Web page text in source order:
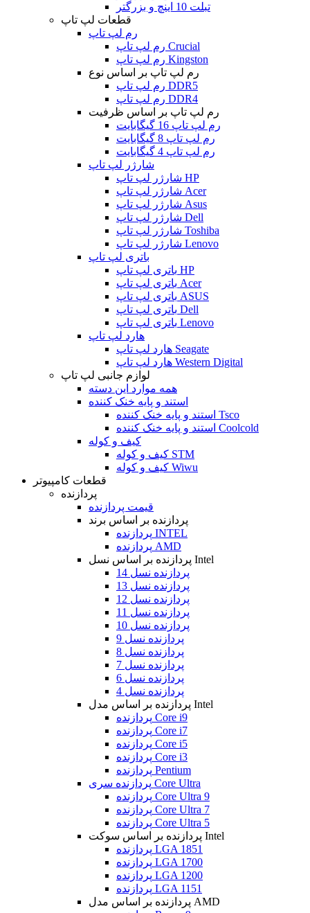
تبلت 10 اینچ و بزرگتر
قطعات لپ تاپ
رم لپ تاپ
رم لپ تاپ Crucial
رم لپ تاپ Kingston
رم لپ تاپ بر اساس نوع
رم لپ تاپ DDR5
رم لپ تاپ DDR4
رم لپ تاپ بر اساس ظرفیت
رم لپ تاپ 16 گیگابایت
رم لپ تاپ 8 گیگابایت
رم لپ تاپ 4 گیگابایت
شارژر لپ تاپ
شارژر لپ تاپ HP
شارژر لپ تاپ Acer
شارژر لپ تاپ Asus
شارژر لپ تاپ Dell
شارژر لپ تاپ Toshiba
شارژر لپ تاپ Lenovo
باتری لپ تاپ
باتری لپ تاپ HP
باتری لپ تاپ Acer
باتری لپ تاپ ASUS
باتری لپ تاپ Dell
باتری لپ تاپ Lenovo
هارد لپ تاپ
هارد لپ تاپ Seagate
هارد لپ تاپ Western Digital
لوازم جانبی لپ تاپ
همه موارد این دسته
استند و پایه خنک کننده
استند و پایه خنک کننده Tsco
استند و پایه خنک کننده Coolcold
کیف و کوله
کیف و کوله STM
کیف و کوله Wiwu
قطعات کامپیوتر
پردازنده
قیمت پردازنده
پردازنده بر اساس برند
پردازنده INTEL
پردازنده AMD
پردازنده بر اساس نسل Intel
پردازنده نسل 14
پردازنده نسل 13
پردازنده نسل 12
پردازنده نسل 11
پردازنده نسل 10
پردازنده نسل 9
پردازنده نسل 8
پردازنده نسل 7
پردازنده نسل 6
پردازنده نسل 4
پردازنده بر اساس مدل Intel
پردازنده Core i9
پردازنده Core i7
پردازنده Core i5
پردازنده Core i3
پردازنده Pentium
پردازنده سری Core Ultra
پردازنده Core Ultra 9
پردازنده Core Ultra 7
پردازنده Core Ultra 5
پردازنده بر اساس سوکت Intel
پردازنده LGA 1851
پردازنده LGA 1700
پردازنده LGA 1200
پردازنده LGA 1151
پردازنده بر اساس مدل AMD